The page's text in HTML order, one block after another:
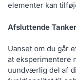
elementer kan
Afsluttende Tanker
Uanset om du går
at eksperimentere
uundværlig del af